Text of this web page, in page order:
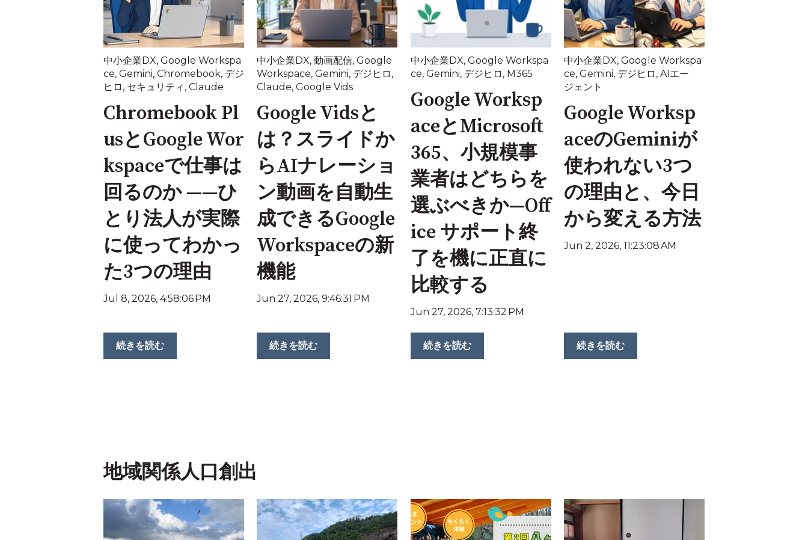
中小企業DX, Google Workspa
ce, Gemini, Chromebook, デジ
ヒロ , セキュリティ , Claude
Chromebook Pl
usとGoogle Wor
kspaceで仕事は
回るのか ——ひ
とり法人が実際
に使ってわかっ
た3つの理由
Jul 8, 2026, 4:58:06 PM
続きを読む
中小企業DX,動画配信,Google
Workspace,Gemini, デジヒロ ,
Claude,Google Vids
Google Vidsと
は？スライドか
らAIナレーショ
ン動画を自動生
成できるGoogle
Workspaceの新
機能
Jun 27, 2026, 9:46:31 PM
続きを読む
中小企業DX, Google Workspa
ce, Gemini, デジヒロ , M365
Google Worksp
aceとMicrosoft
365、小規模事
業者はどちらを
選ぶべきか—Off
ice サポート終
了を機に正直に
比較する
Jun 27, 2026, 7:13:32 PM
続きを読む
中小企業DX, Google Workspa
ce, Gemini, デジヒロ , AIエー
ジェント
Google Worksp
aceのGeminiが
使われない3つ
の理由と、今日
から変える方法
Jun 2, 2026, 11:23:08 AM
続きを読む
地域関係人口創出